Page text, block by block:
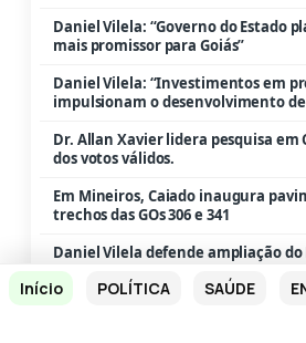
Início POLÍTICA SAÚDE
Daniel Vilela: “Governo do Estado
mais promissor para Goiás”
Daniel Vilela: “Investimentos em
impulsionam o desenvolvimento de
Dr. Allan Xavier lidera pesquisa em
dos votos válidos.
Em Mineiros, Caiado inaugura
trechos das GOs 306 e 341
Daniel Vilela defende ampliação do